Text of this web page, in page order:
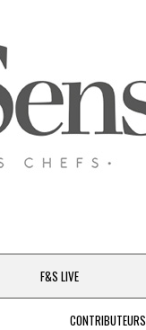
F&S LIVE
CONTRIBUTEURS